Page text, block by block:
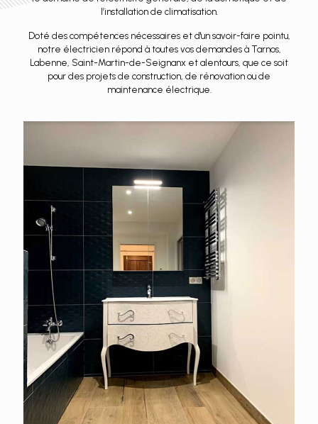
l’installation de climatisation.
Doté des compétences nécessaires et d'un savoir-faire pointu,
notre électricien répond à toutes vos demandes à Tarnos,
Labenne, Saint-Martin-de-Seignanx et alentours, que ce soit
pour des projets de construction, de rénovation ou de
maintenance électrique.